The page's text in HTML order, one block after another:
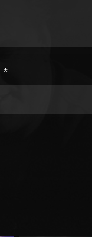
*